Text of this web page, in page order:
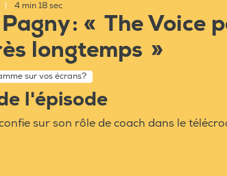
4 min 18 sec
: « The Voice
longtemps »
sur vos écrans?
l'épisode
sur son rôle de coach dans le